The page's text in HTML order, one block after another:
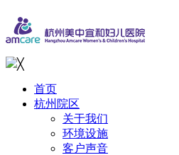
╳
首页
杭州院区
关于我们
环境设施
客户声音